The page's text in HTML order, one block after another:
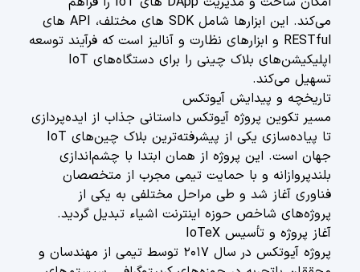
می‌کند. این ابزارها شامل SDK های مختلف، API های
RESTful و ابزارهای نظارت و آنالیز است که فرآیند توسعه
اپلیکیشن‌های بلاک چینی را برای دستگاه‌های IoT
تسهیل می‌کند.
تاریخچه و پیدایش آیوتکس
مسیر تکوین پروژه آیوتکس داستانی جذاب از ایده‌پردازی
تا پیاده‌سازی یکی از پیشرفته‌ترین بلاک چین‌های IoT
جهان است. این پروژه از همان ابتدا با چشم‌اندازی
بلندپروازانه و با حمایت تیمی مجرب از متخصصان
فناوری آغاز شد و طی مراحل مختلفی به یکی از
پروژه‌های شاخص حوزه اینترنت اشیاء تبدیل گردید.
آغاز پروژه و تأسیس IoTeX
پروژه آیوتکس در سال ۲۰۱۷ توسط تیمی از مهندسان و